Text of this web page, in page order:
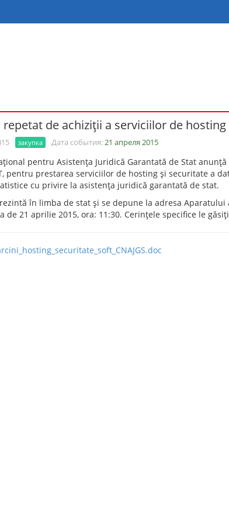
repetat de achiziţii a serviciilor de
закупка Дата события:21 апреля 2015
pentru Asistenţa Juridică Garantată de Stat
pentru prestarea serviciilor de hosting şi securitate a
cu privire la asistenţa juridică garantată de stat.
în limba de stat şi se depune la adresa Aparatului
de 21 aprilie 2015, ora: 11:30. Cerinţele specifice le